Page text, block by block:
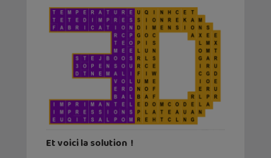
Et voici la solution !